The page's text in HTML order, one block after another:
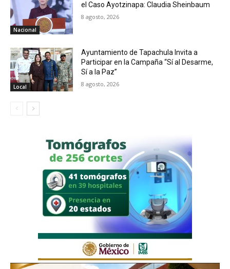
Nacional
el Caso Ayotzinapa: Claudia Sheinbaum
8 agosto, 2026
Local
Ayuntamiento de Tapachula Invita a
Participar en la Campaña “Sí al Desarme,
Sí a la Paz”
8 agosto, 2026